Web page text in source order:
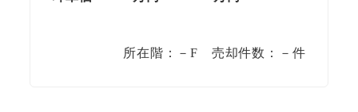
所在階：－F 売却件数：－件